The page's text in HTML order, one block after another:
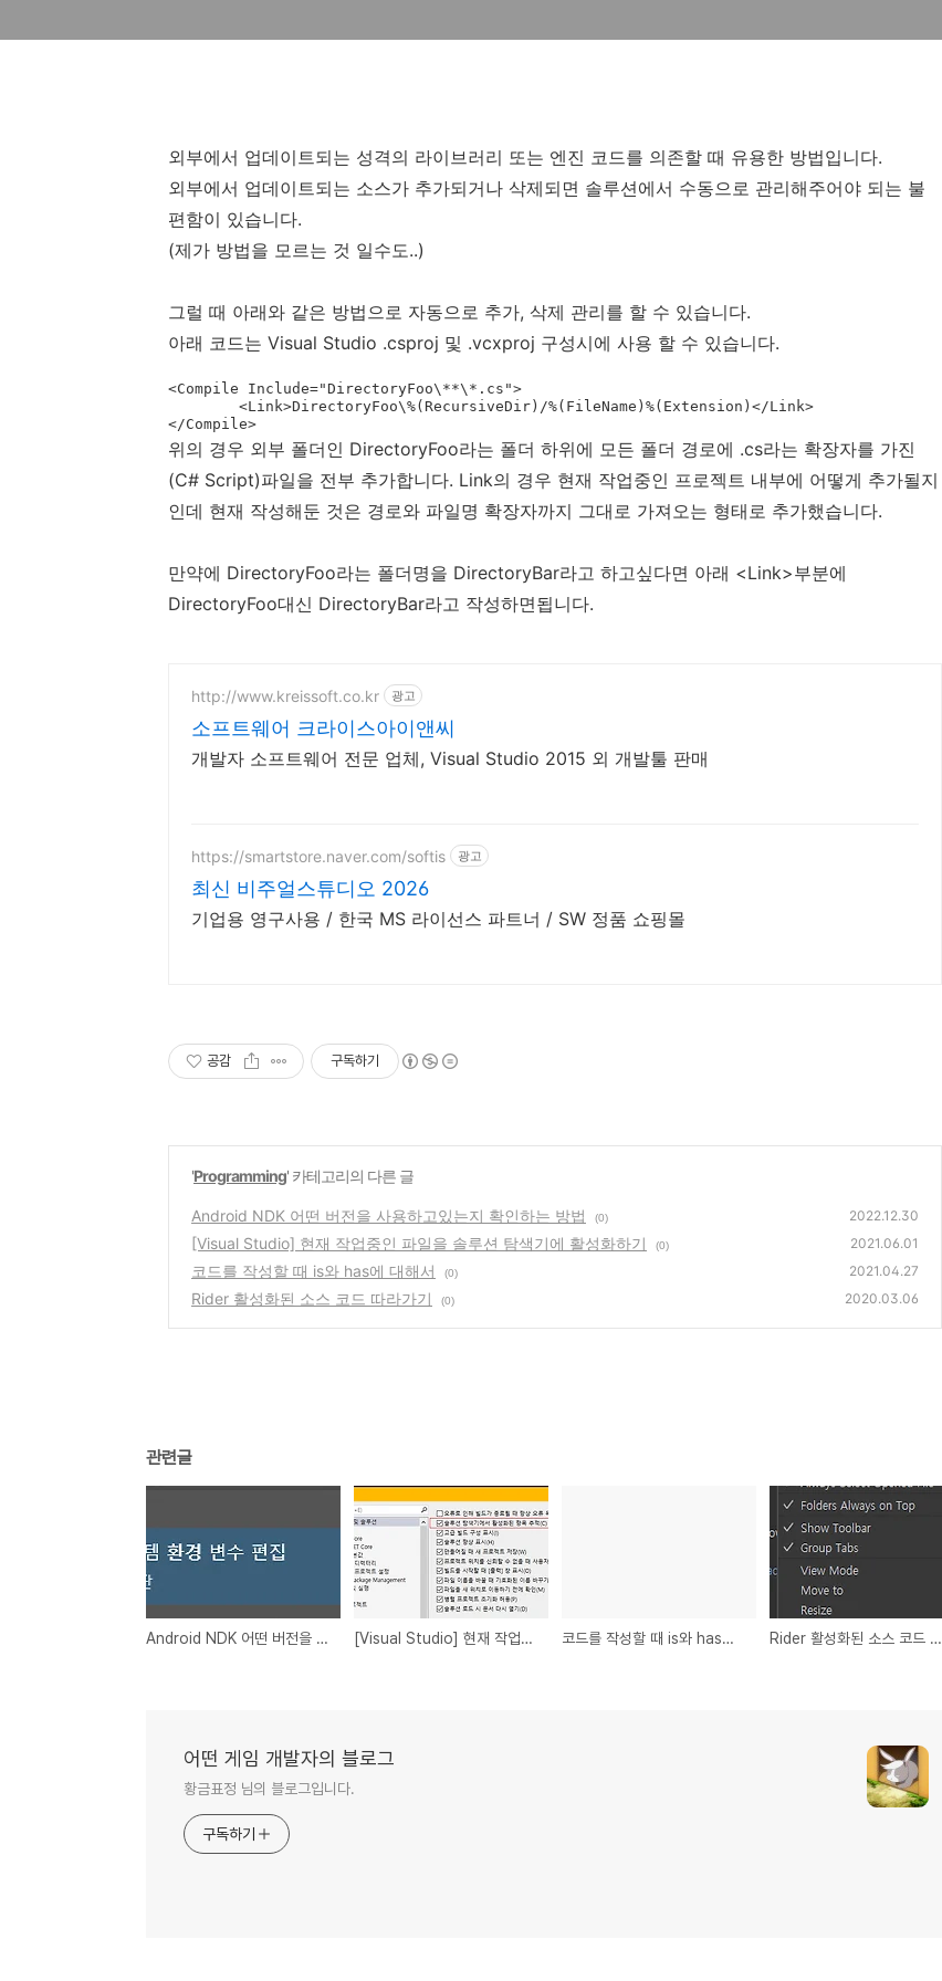
외부에서 업데이트되는 성격의 라이브러리 또는 엔진 코드를 의존할 때 유용한 방법입니다.
외부에서 업데이트되는 소스가 추가되거나 삭제되면 솔루션에서 수동으로 관리해주어야 되는 불
편함이 있습니다.
(제가 방법을 모르는 것 일수도..)
그럴 때 아래와 같은 방법으로 자동으로 추가, 삭제 관리를 할 수 있습니다.
아래 코드는 Visual Studio .csproj 및 .vcxproj 구성시에 사용 할 수 있습니다.
<Compile Include="DirectoryFoo\**\*.cs">
</Compile>
위의 경우 외부 폴더인 DirectoryFoo라는 폴더 하위에 모든 폴더 경로에 .cs라는 확장자를 가진
(C# Script)파일을 전부 추가합니다. Link의 경우 현재 작업중인 프로젝트 내부에 어떻게 추가될지
인데 현재 작성해둔 것은 경로와 파일명 확장자까지 그대로 가져오는 형태로 추가했습니다.
만약에 DirectoryFoo라는 폴더명을 DirectoryBar라고 하고싶다면 아래 <Link>부분에
DirectoryFoo대신 DirectoryBar라고 작성하면됩니다.
http://www.kreissoft.co.kr 광고
소프트웨어 크라이스아이앤씨
개발자 소프트웨어 전문 업체, Visual Studio 2015 외 개발툴 판매
https://smartstore.naver.com/softis 광고
최신 비주얼스튜디오 2026
기업용 영구사용 / 한국 MS 라이선스 파트너 / SW 정품 쇼핑몰
공감 구독하기
'Programming' 카테고리의 다른 글
Android NDK 어떤 버전을 사용하고있는지 확인하는 방법 (0) 2022.12.30
[Visual Studio] 현재 작업중인 파일을 솔루션 탐색기에 활성화하기 (0) 2021.06.01
코드를 작성할 때 is와 has에 대해서 (0) 2021.04.27
Rider 활성화된 소스 코드 따라가기 (0) 2020.03.06
관련글
Android NDK 어떤 버전을 사용하고있는지 확인하는 방법 [Visual Studio] 현재 작업중인 파일을 솔루션 탐색기에 활성화하기 코드를 작성할 때 is와 has에 대해서 Rider 활성화된 소스 코드 따라가기
어떤 게임 개발자의 블로그
황금표정 님의 블로그입니다.
구독하기